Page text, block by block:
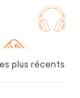
plus récents